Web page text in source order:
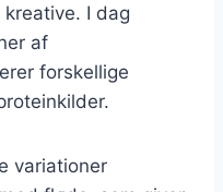
I dag
af
forskellige
variationer